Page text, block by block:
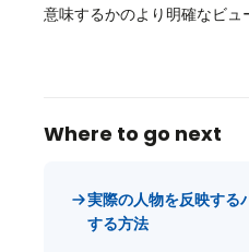
意味するかのより明確なビュ
Where to go next
実際の人物を反映する
する方法